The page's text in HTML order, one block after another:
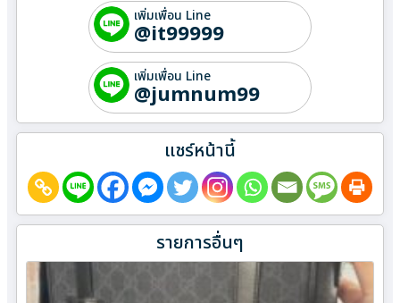
เพิ่มเพื่อน Line
@it99999
เพิ่มเพื่อน Line
@jumnum99
แชร์หน้านี้
รายการอื่นๆ